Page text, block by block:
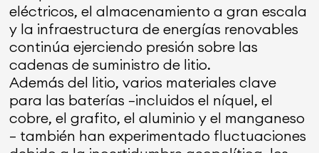
eléctricos, el almacenamiento a gran escala
y la infraestructura de energías renovables
continúa ejerciendo presión sobre las
cadenas de suministro de litio.
Además del litio, varios materiales clave
para las baterías —incluidos el níquel, el
cobre, el grafito, el aluminio y el manganeso
— también han experimentado fluctuaciones